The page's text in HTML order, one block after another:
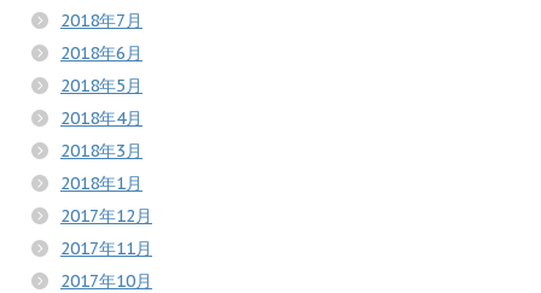
2018年7月
2018年6月
2018年5月
2018年4月
2018年3月
2018年1月
2017年12月
2017年11月
2017年10月